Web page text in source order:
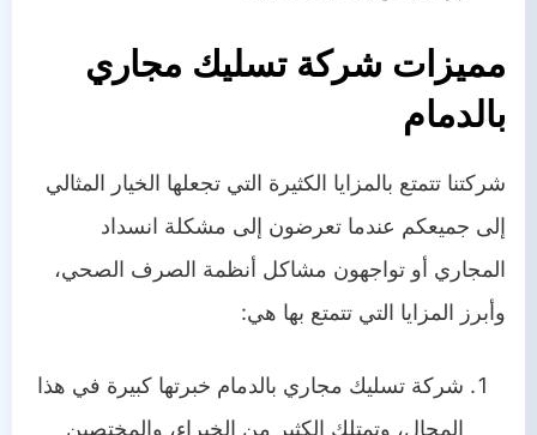
مميزات شركة تسليك مجاري
بالدمام
شركتنا تتمتع بالمزايا الكثيرة التي تجعلها الخيار المثالي
إلى جميعكم عندما تعرضون إلى مشكلة انسداد
المجاري أو تواجهون مشاكل أنظمة الصرف الصحي،
وأبرز المزايا التي تتمتع بها هي:
شركة تسليك مجاري بالدمام خبرتها كبيرة في هذا
المجال، وتمتلك الكثير من الخبراء، والمختصين